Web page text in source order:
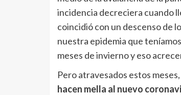
incidencia decreciera cuando
coincidió con un descenso de
nuestra epidemia que
meses de invierno y eso
Pero atravesados estos meses,
hacen mella al nuevo